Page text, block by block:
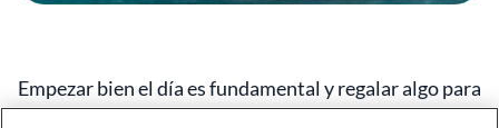
Empezar bien el día es fundamental y regalar algo para
llevar el desayuno a otro nivel es una idea realmente